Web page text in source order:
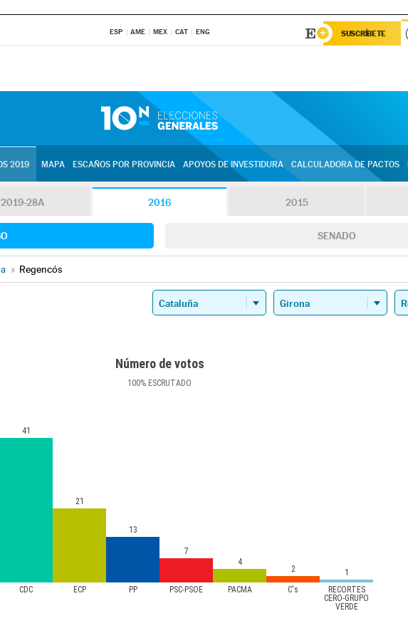
ESP AME MEX CAT ENG SUSCRÍBETE
2019 MAPA ESCAÑOS POR PROVINCIA APOYOS DE INVESTIDURA CALCULADORA DE PACTOS
2019-28A 2016 2015
SENADO
» Regencós
Número de votos
100% ESCRUTADO
CDC ECP PP PSC-PSOE PACMA C's
RECORTES
CERO-GRUPO
VERDE
41
21
13
7
4
2 1